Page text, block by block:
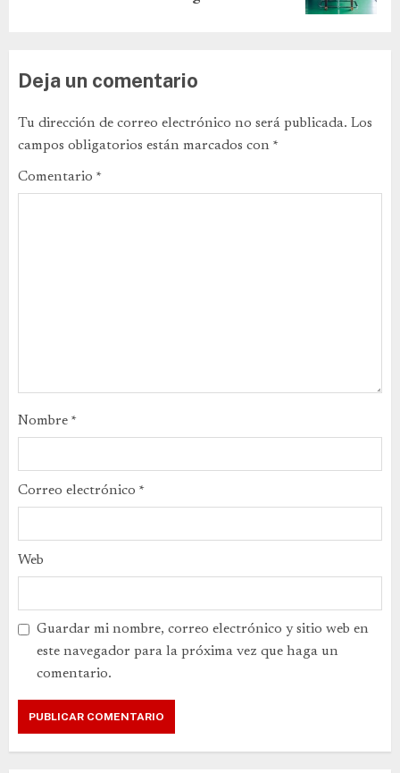
Deja un comentario
Tu dirección de correo electrónico no será publicada. Los
campos obligatorios están marcados con *
Comentario *
Nombre *
Correo electrónico *
Web
Guardar mi nombre, correo electrónico y sitio web en
este navegador para la próxima vez que haga un
comentario.